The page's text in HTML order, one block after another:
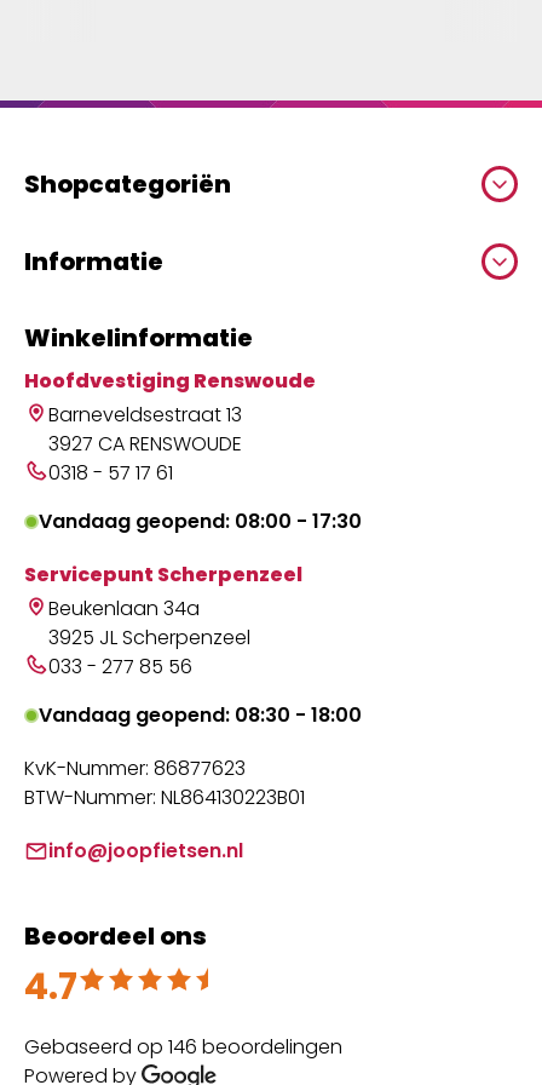
Shopcategoriën
Informatie
Winkelinformatie
Hoofdvestiging Renswoude
Barneveldsestraat 13
3927 CA RENSWOUDE
0318 - 57 17 61
Vandaag geopend: 08:00 - 17:30
Servicepunt Scherpenzeel
Beukenlaan 34a
3925 JL Scherpenzeel
033 - 277 85 56
Vandaag geopend: 08:30 - 18:00
KvK-Nummer: 86877623
BTW-Nummer: NL864130223B01
info@joopfietsen.nl
Beoordeel ons
4.7
Beoordeeld met 4.7 uit 5
Gebaseerd op 146 beoordelingen
Powered by